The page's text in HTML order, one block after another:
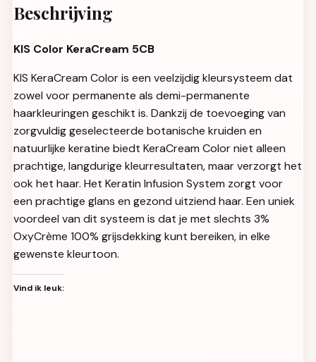
Beschrijving
KIS Color KeraCream 5CB
KIS KeraCream Color is een veelzijdig kleursysteem dat
zowel voor permanente als demi-permanente
haarkleuringen geschikt is. Dankzij de toevoeging van
zorgvuldig geselecteerde botanische kruiden en
natuurlijke keratine biedt KeraCream Color niet alleen
prachtige, langdurige kleurresultaten, maar verzorgt het
ook het haar. Het Keratin Infusion System zorgt voor
een prachtige glans en gezond uitziend haar. Een uniek
voordeel van dit systeem is dat je met slechts 3%
OxyCrème 100% grijsdekking kunt bereiken, in elke
gewenste kleurtoon.
Vind ik leuk: